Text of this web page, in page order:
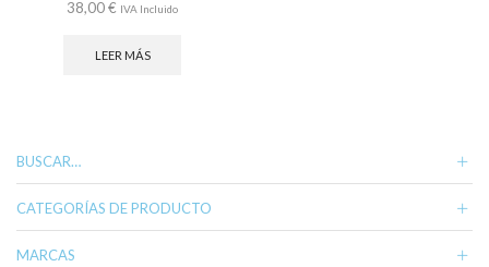
38,00€ IVA Incluido
LEER MÁS
BUSCAR…
CATEGORÍAS DE PRODUCTO
MARCAS